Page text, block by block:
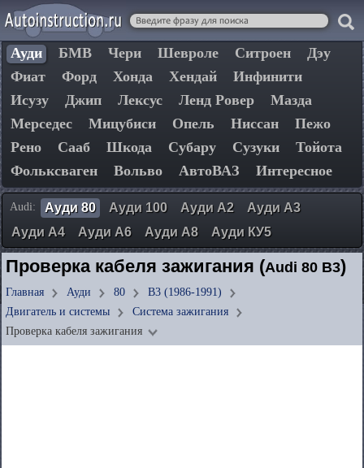
Ауди БМВ Чери Шевроле Ситроен
Дэу
Фиат
Форд Хонда Хендай
Инфинити
Исузу
Джип Лексус Ленд Ровер
Мазда
Мерседес
Мицубиси Опель Ниссан
Пежо
Рено
Сааб Шкода Субару Сузуки
Тойота
Фольксваген
Вольво АвтоВАЗ Интересное
Audi: Ауди 80 Ауди 100 Ауди А2
Ауди А3
Ауди А4
Ауди А6 Ауди А8 Ауди КУ5
Проверка кабеля зажигания (Audi 80 B3)
Главная Ауди 80
B3 (1986-1991)
Двигатель и системы
Система зажигания
Проверка кабеля зажигания